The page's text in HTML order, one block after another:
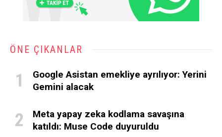
ÖNE ÇIKANLAR
Google Asistan emekliye ayrılıyor: Yerini
Gemini alacak
Meta yapay zeka kodlama savaşına
katıldı: Muse Code duyuruldu